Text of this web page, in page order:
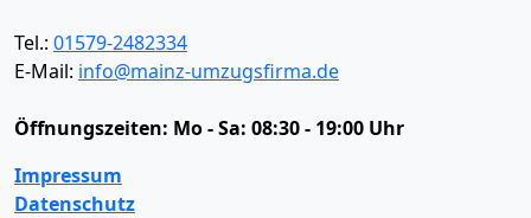
Tel.: 01579-2482334
E-Mail: info@mainz-umzugsfirma.de
Öffnungszeiten: Mo - Sa: 08:30 - 19:00 Uhr
Impressum
Datenschutz